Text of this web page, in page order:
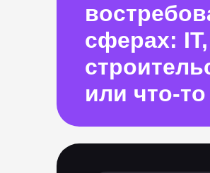
сферах:
или что-